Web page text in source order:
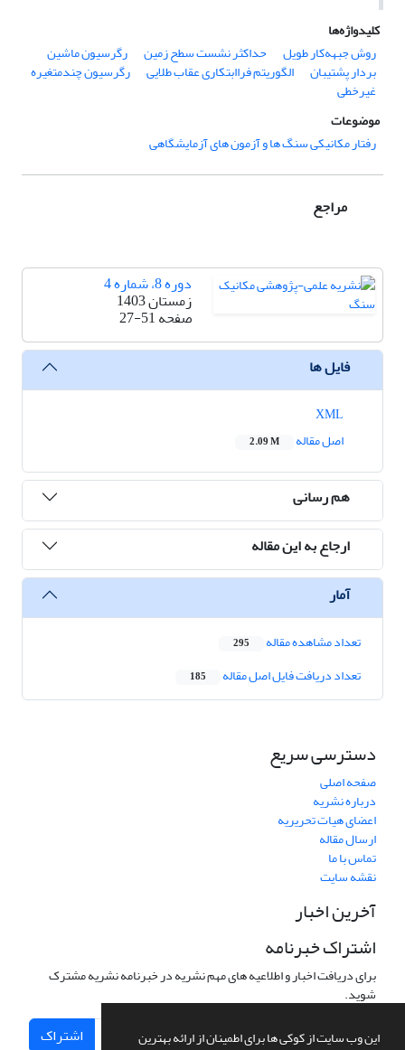
این وب سایت از کوکی ها برای اطمینان از ارائه بهترین
کلیدواژه‌ها
روش جبهه‌کار طویل
حداکثر نشست سطح زمین رگرسیون ماشین
بردار پشتیبان الگوریتم فراابتکاری عقاب طلایی رگرسیون چندمتغیره
غیرخطی
موضوعات
رفتار مکانیکی سنگ ها و آزمون های آزمایشگاهی
مراجع
دوره 8، شماره 4
زمستان 1403
صفحه27-51
فایل ها
اصل مقاله
2.09 M
هم رسانی
ارجاع به این مقاله
آمار
تعداد مشاهده مقاله 295
تعداد دریافت فایل اصل مقاله 185
دسترسی سریع
صفحه اصلی
درباره نشریه
اعضای هیات تحریریه
ارسال مقاله
تماس با ما
نقشه سایت
آخرین اخبار
اشتراک خبرنامه
برای دریافت اخبار و اطلاعیه های مهم نشریه در خبرنامه نشریه مشترک
شوید.
اشتراک